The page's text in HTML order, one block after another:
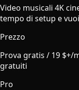
Video musicali 4K
tempo di setup e
Prezzo
Prova gratis / 19 $+/
gratuiti
Pro